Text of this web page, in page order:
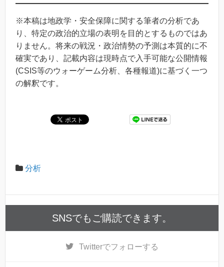
※本稿は地政学・安全保障に関する筆者の分析であ
り、特定の政治的立場の表明を目的とするものではあ
りません。将来の戦況・政治情勢の予測は本質的に不
確実であり、記載内容は現時点で入手可能な公開情報
(CSIS等のウォーゲーム分析、各種報道)に基づく一つ
の解釈です。
分析
SNSでもご購読できます。
Twitterでフォローする